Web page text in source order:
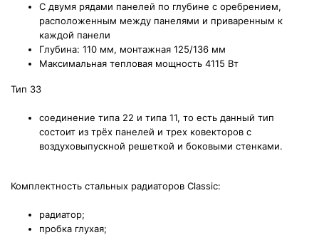
С двумя рядами панелей по глубине с оребрением,
расположенным между панелями и приваренным к
каждой панели
Глубина: 110 мм, монтажная 125/136 мм
Максимальная тепловая мощность 4115 Вт
Тип 33
соединение типа 22 и типа 11, то есть данный тип
состоит из трёх панелей и трех ковекторов с
воздуховыпускной решеткой и боковыми стенками.
Комплектность стальных радиаторов Classic:
радиатор;
пробка глухая;